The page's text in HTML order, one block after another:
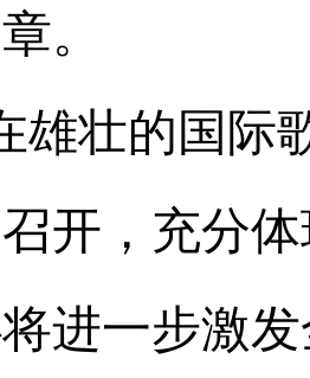
。
雄壮的国际
开，充分
进一步激